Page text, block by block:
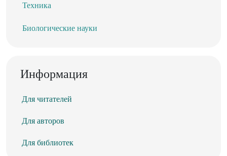
Техника
Биологические науки
Информация
Для читателей
Для авторов
Для библиотек